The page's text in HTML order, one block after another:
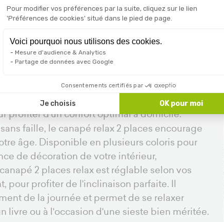
un canapé 2
profiter d'un confort optimal à domicile.
faille, le canapé relax 2 places encourage
âge. Disponible en plusieurs coloris pour
de décoration de votre intérieur,
2 places relax est réglable selon vos
pour profiter de l'inclinaison parfaite. Il
de la journée et permet de se relaxer
livre ou à l'occasion d'une sieste bien méritée.
Pour modifier vos préférences par la suite, cliquez sur le lien
'Préférences de cookies' situé dans le pied de page.
Voici pourquoi nous utilisons des cookies.
Mesure d'audience & Analytics
Partage de données avec Google
Consentements certifiés par
Je choisis OK pour moi